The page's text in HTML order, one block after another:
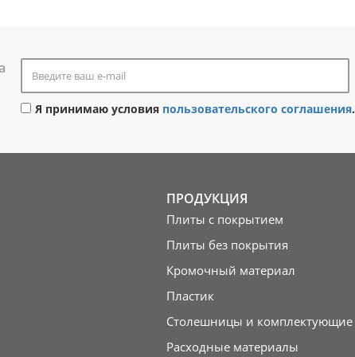
Я принимаю условия пользовательского соглашения.
ПРОДУКЦИЯ
Плиты с покрытием
Плиты без покрытия
Кромочный материал
Пластик
Столешницы и комплектующие
Расходные материалы